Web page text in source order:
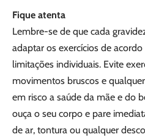
Fique atenta
Lembre-se de que cada
adaptar os exercícios de
limitações individuais. Evite
movimentos bruscos e
em risco a saúde da mãe e do
ouça o seu corpo e pare
de ar, tontura ou qualquer